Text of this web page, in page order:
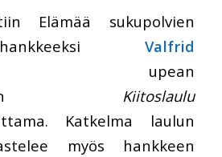
Elämää sukupolvien
Valfrid
Kiitoslaulu
Katkelma laulun
myös hankkeen